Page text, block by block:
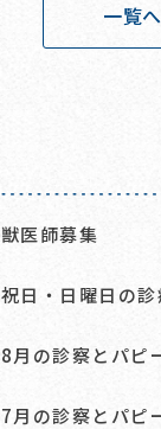
一覧
獣医師募集
祝日・日曜日の
8月の診察とパピ
7月の診察とパピ